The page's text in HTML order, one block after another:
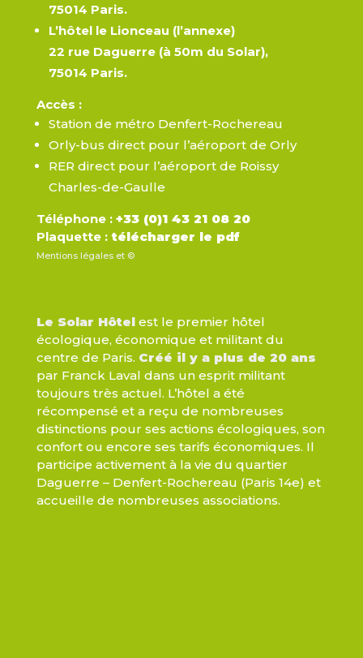
75014 Paris.
L’hôtel le Lionceau (l’annexe)
22 rue Daguerre (à 50m du Solar),
75014 Paris.
Accès :
Station de métro Denfert-Rochereau
Orly-bus direct pour l’aéroport de Orly
RER direct pour l’aéroport de Roissy
Charles-de-Gaulle
Téléphone : +33 (0)1 43 21 08 20
Plaquette :télécharger le pdf
Mentions légales et ©
Le Solar Hôtelest le premier hôtel
écologique, économique et militant du
centre de Paris. Créé il y a plus de 20 ans
par Franck Laval dans un esprit militant
toujours très actuel. L’hôtel a été
récompensé et a reçu de nombreuses
distinctions pour ses actions écologiques, son
confort ou encore ses tarifs économiques. Il
participe activement à la vie du quartier
Daguerre – Denfert-Rochereau (Paris 14e) et
accueille de nombreuses associations.